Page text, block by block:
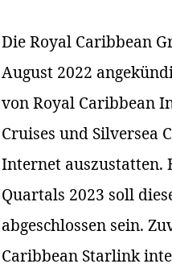
Die Royal Caribbean
August 2022
von Royal Caribbean
Cruises und Silversea
Internet auszustatten.
Quartals 2023 soll
abgeschlossen sein.
Caribbean Starlink